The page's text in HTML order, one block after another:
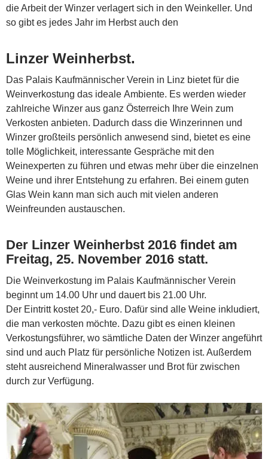
die Arbeit der Winzer verlagert sich in den Weinkeller. Und
so gibt es jedes Jahr im Herbst auch den
Linzer Weinherbst.
Das Palais Kaufmännischer Verein in Linz bietet für die
Weinverkostung das ideale Ambiente. Es werden wieder
zahlreiche Winzer aus ganz Österreich Ihre Wein zum
Verkosten anbieten. Dadurch dass die Winzerinnen und
Winzer großteils persönlich anwesend sind, bietet es eine
tolle Möglichkeit, interessante Gespräche mit den
Weinexperten zu führen und etwas mehr über die einzelnen
Weine und ihrer Entstehung zu erfahren. Bei einem guten
Glas Wein kann man sich auch mit vielen anderen
Weinfreunden austauschen.
Der Linzer Weinherbst 2016 findet am
Freitag, 25. November 2016 statt.
Die Weinverkostung im Palais Kaufmännischer Verein
beginnt um 14.00 Uhr und dauert bis 21.00 Uhr.
Der Eintritt kostet 20,- Euro. Dafür sind alle Weine inkludiert,
die man verkosten möchte. Dazu gibt es einen kleinen
Verkostungsführer, wo sämtliche Daten der Winzer angeführt
sind und auch Platz für persönliche Notizen ist. Außerdem
steht ausreichend Mineralwasser und Brot für zwischen
durch zur Verfügung.